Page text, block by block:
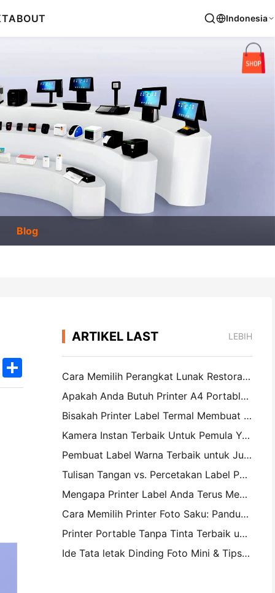
ABOUT Indonesia
Blog
TwitterShare
ARTIKEL LAST LEBIH
Cara Memilih Perangkat Lunak Restoran yang Tepat untuk Restoran Kecil atau Midsize Anda
Apakah Anda Butuh Printer A4 Portable untuk Faktur Gudang? Apa yang sebenarnya bekerja
Bisakah Printer Label Termal Membuat Label Tahan Air untuk Produk Bisnis Kecil?
Kamera Instan Terbaik Untuk Pemula Yang Tidak Ingin Membuang Kertas
Pembuat Label Warna Terbaik untuk Jurnal dan Scrapbooking: Tambahkan Lebih Banyak Warna ke Setiap Halaman
Tulisan Tangan vs. Percetakan Label Pengiriman: Tips untuk Bisnis Kecil di 2026
Mengapa Printer Label Anda Terus Mengganggu?
Cara Memilih Printer Foto Saku: Panduan Lengkap untuk Jurnal, Perjalanan, dan Pengguna iPhone
Printer Portable Tanpa Tinta Terbaik untuk Perjalanan, Sekolah, dan Kerja Mobile: Hanin MT620 Pro Review
Ide Tata letak Dinding Foto Mini & Tips untuk Dekorasi Kamar Tidur dan Asrama